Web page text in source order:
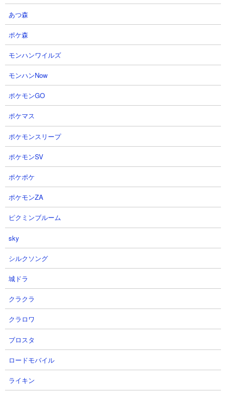
２．王子と死霊 ムートや村長を使った無課金8種
攻略
【出撃メンバー】
【攻略概要】
「3にゃん」さんの攻略動画です。アイテムはフル使用、にゃんコ
ンボはにゃんこ砲チャージ速度をアップさせています。残り枠は
大狂乱ゴム、カメカー、飛脚、ゼリーフィッシュ、エクスプレ
ス、村長、ムートの無課金8種編成。1戦目はムートをボス用のダ
メージソースとして、雑魚処理には飛脚やゼリーを使って粘りな
がら対応しています。第二戦は雑魚処理に戦力を集中させて長期
戦に持ち込み、エンジェル砲でどんどんクオリネル達のHPを削っ
ていく形をとっています。
あつ森
ポケ森
モンハンワイルズ
モンハンNow
ポケモンGO
ポケマス
ポケモンスリープ
ポケモンSV
ポケポケ
ポケモンZA
ピクミンブルーム
sky
シルクソング
城ドラ
クラクラ
クラロワ
ブロスタ
ロードモバイル
ライキン